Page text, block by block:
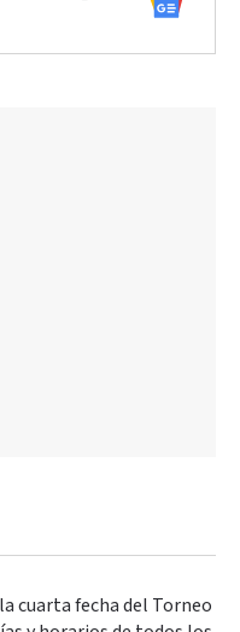
cuarta fecha del Torneo